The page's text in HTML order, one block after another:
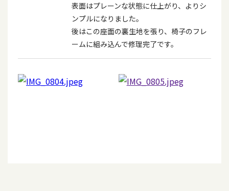
表面はプレーンな状態に仕上がり、よりシ
ンプルになりました。
後はこの座面の裏生地を張り、椅子のフレ
ームに組み込んで修理完了です。